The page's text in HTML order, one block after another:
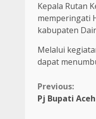
Kepala Rutan
memperingati
kabupaten
Melalui
dapat
Continue
Reading
Previous:
Pj Bupati